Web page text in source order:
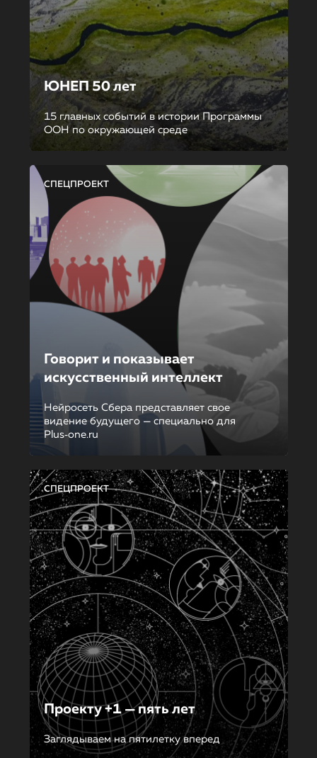
ЮНЕП 50 лет
15 главных событий в истории Программы
ООН по окружающей среде
СПЕЦПРОЕКТ
Говорит и показывает
искусственный интеллект
Нейросеть Сбера представляет свое
видение будущего — специально для
Plus‑one.ru
СПЕЦПРОЕКТ
Проекту +1 — пять лет
Заглядываем на пятилетку вперед